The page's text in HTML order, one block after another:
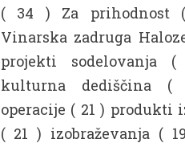
( 34 ) Za prihodnost
Vinarska zadruga
projekti sodelovanja (
kulturna dediščina (
operacije ( 21 ) produkti
( 21 ) izobraževanja (